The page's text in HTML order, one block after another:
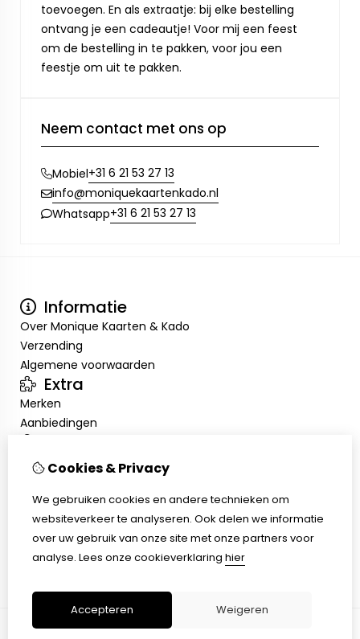
toevoegen. En als extraatje: bij elke bestelling
ontvang je een cadeautje! Voor mij een feest
om de bestelling in te pakken, voor jou een
feestje om uit te pakken.
Neem contact met ons op
Mobiel+31 6 21 53 27 13
info@moniquekaartenkado.nl
Whatsapp+31 6 21 53 27 13
Informatie
Over Monique Kaarten & Kado
Verzending
Algemene voorwaarden
Extra
Merken
Aanbiedingen
Inloggen
Nieuwsbrief
Klantenservice
Contact
Sitemap
Cookies & Privacy
We gebruiken cookies en andere technieken om
websiteverkeer te analyseren. Ook delen we informatie
over uw gebruik van onze site met onze partners voor
analyse. Lees onze cookieverklaring hier
Accepteren Weigeren